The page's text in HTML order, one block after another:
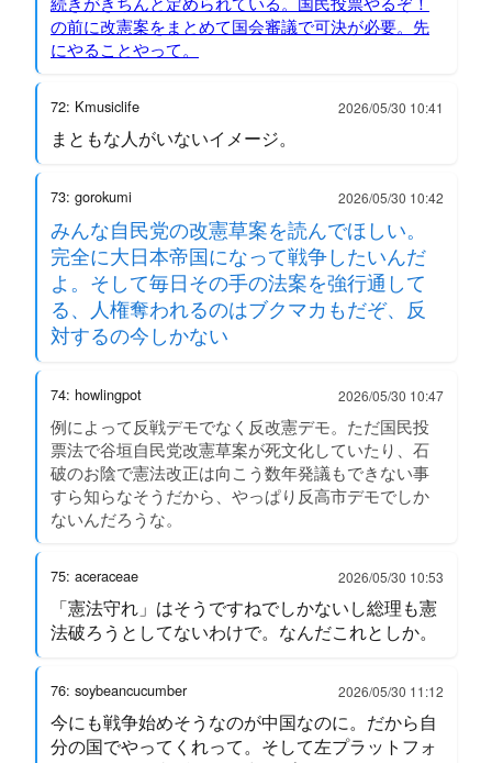
の前に改憲案をまとめて国会審議で可決が必要。先
にやることやって。
72: Kmusiclife 2026/05/30 10:41
まともな人がいないイメージ。
73: gorokumi 2026/05/30 10:42
みんな自民党の改憲草案を読んでほしい。
完全に大日本帝国になって戦争したいんだ
よ。そして毎日その手の法案を強行通して
る、人権奪われるのはブクマカもだぞ、反
対するの今しかない
74: howlingpot 2026/05/30 10:47
例によって反戦デモでなく反改憲デモ。ただ国民投
票法で谷垣自民党改憲草案が死文化していたり、石
破のお陰で憲法改正は向こう数年発議もできない事
すら知らなそうだから、やっぱり反高市デモでしか
ないんだろうな。
75: aceraceae 2026/05/30 10:53
「憲法守れ」はそうですねでしかないし総理も憲
法破ろうとしてないわけで。なんだこれとしか。
76: soybeancucumber 2026/05/30 11:12
今にも戦争始めそうなのが中国なのに。だから自
分の国でやってくれって。そして左プラットフォ